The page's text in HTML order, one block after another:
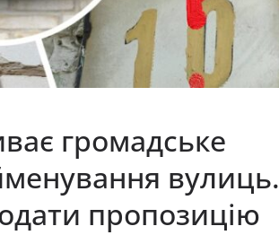
громадське
вулиць.
пропозицію